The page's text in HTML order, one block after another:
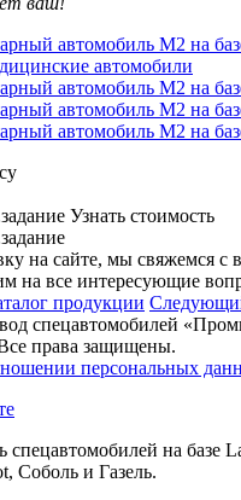
Узнать стоимость
на сайте, мы свяжемся с
на все интересующие
продукции
спецавтомобилей
права защищены.
персональных
спецавтомобилей на базе
Соболь и Газель.